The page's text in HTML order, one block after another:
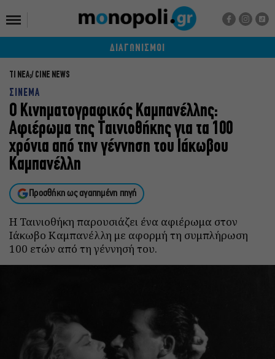
ΔΙΑΓΩΝΙΣΜΟΙ
ΤΙ ΝΕΑ; CINE NEWS
ΣΙΝΕΜΑ
Ο Κινηματογραφικός Καμπανέλλης:
Αφιέρωμα της Ταινιοθήκης για τα 100
χρόνια από την γέννηση του Ιάκωβου
Καμπανέλλη
Προσθήκη ως αγαπημένη πηγή
Η Ταινιοθήκη παρουσιάζει ένα αφιέρωμα στον
Ιάκωβο Καμπανέλλη με αφορμή τη συμπλήρωση
100 ετών από τη γέννησή του.